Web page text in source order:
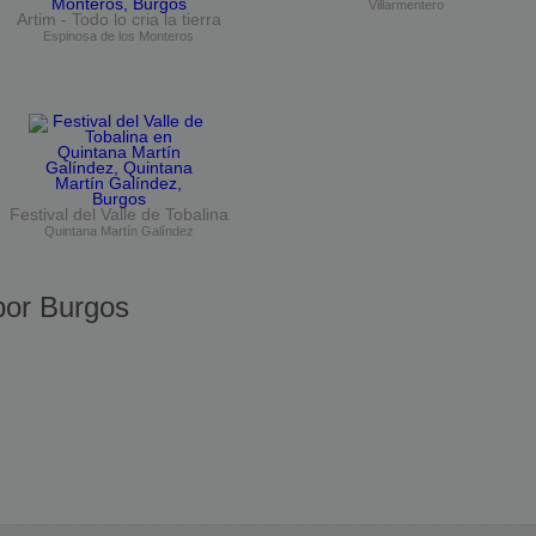
Artim - Todo lo cria la tierra
Espinosa de los Monteros
Villarmentero
Festival del Valle de Tobalina
Quintana Martín Galíndez
Burgos